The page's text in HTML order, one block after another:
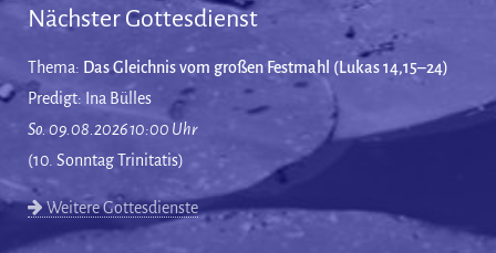
Nächster Gottesdienst
Thema: Das Gleichnis vom großen Festmahl (Lukas 14,15–24)
Predigt: Ina Bülles
So. 09.08.2026 10:00 Uhr
(10. Sonntag Trinitatis)
Weitere Gottesdienste